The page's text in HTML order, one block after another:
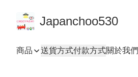
Japanchoo530
商品 送貨方式付款方式關於我們